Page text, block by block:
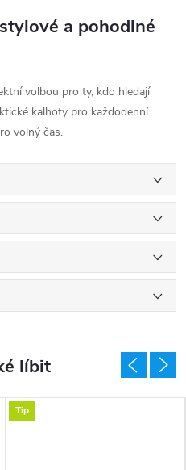
a pohodlné
volbou pro ty, kdo hledají
kalhoty pro každodenní
volný čas.
Tip